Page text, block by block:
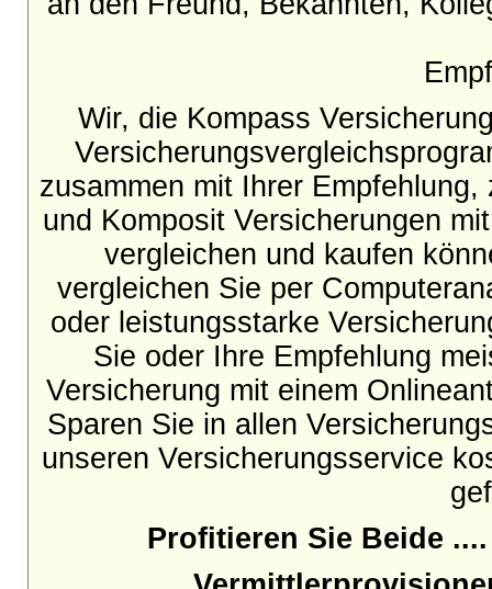
Wir, die Kompass
zusammen mit Ihrer
und Komposit Versicherungen
vergleichen und kaufen
vergleichen Sie per
oder leistungsstarke
Sie oder Ihre Empfehlung
Versicherung mit einem
Sparen Sie in allen
unseren Versicherungsservice
Profitieren Sie